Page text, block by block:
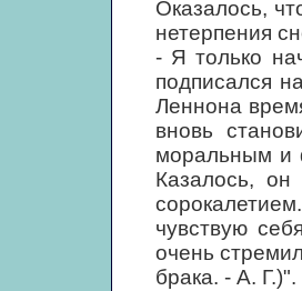
Оказалось,
нетерпения
- Я только
подписался
Леннона
вновь
моральным и
Казалось,
чувствую
очень
брака. - А. Г.)".